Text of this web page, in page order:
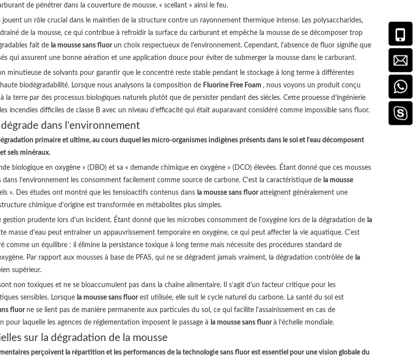
de pénétrer dans la couverture de mousse, « scellant » ainsi le feu.
jouent un rôle crucial dans le maintien de la structure contre un rayonnement thermique intense. Les polysaccharides,
de la mousse, ce qui contribue à refroidir la surface du carburant et empêche la mousse de se décomposer trop
fait de la mousse sans fluor un choix respectueux de l’environnement. Cependant, l'absence de fluor signifie que
qui assurent une bonne aération et une application douce pour éviter de submerger la mousse dans le carburant.
minutieuse de solvants pour garantir que le concentré reste stable pendant le stockage à long terme à différentes
biodégradabilité. Lorsque nous analysons la composition de Fluorine Free Foam , nous voyons un produit conçu
terre par des processus biologiques naturels plutôt que de persister pendant des siècles. Cette prouesse d’ingénierie
incendies difficiles de classe B avec un niveau d’efficacité qui était auparavant considéré comme impossible sans fluor.
dans l'environnement
primaire et ultime, au cours duquel les micro-organismes indigènes présents dans le sol et l'eau décomposent
sels minéraux.
biologique en oxygène » (DBO) et sa « demande chimique en oxygène » (DCO) élevées. Étant donné que ces mousses
l’environnement les consomment facilement comme source de carbone. C'est la caractéristique de la mousse
». Des études ont montré que les tensioactifs contenus dans la mousse sans fluoratteignent généralement une
chimique d'origine est transformée en métabolites plus simples.
gestion prudente lors d'un incident. Étant donné que les microbes consomment de l'oxygène lors de la dégradation de la
masse d'eau peut entraîner un appauvrissement temporaire en oxygène, ce qui peut affecter la vie aquatique. C'est
comme un équilibre : il élimine la persistance toxique à long terme mais nécessite des procédures standard de
Par rapport aux mousses à base de PFAS, qui ne se dégradent jamais vraiment, la dégradation contrôlée de la
supérieur.
non toxiques et ne se bioaccumulent pas dans la chaîne alimentaire. Il s’agit d’un facteur critique pour les
sensibles. Lorsque la mousse sans fluorest utilisée, elle suit le cycle naturel du carbone. La santé du sol est
fluor ne se lient pas de manière permanente aux particules du sol, ce qui facilite l'assainissement en cas de
laquelle les agences de réglementation imposent le passage à la mousse sans fluorà l’échelle mondiale.
sur la dégradation de la mousse
perçoivent la répartition et les performances de la technologie sans fluor est essentiel pour une vision globale du